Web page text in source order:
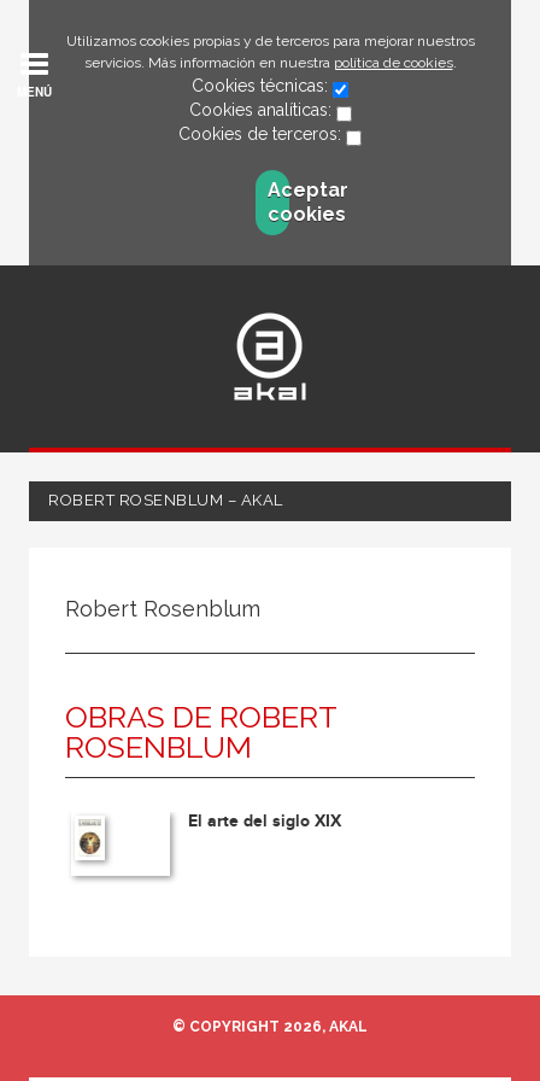
Utilizamos cookies propias y de terceros para mejorar nuestros
servicios. Más información en nuestra política de cookies.
Cookies técnicas:
Cookies analíticas:
Cookies de terceros:
Aceptar
cookies
MENÚ
ROBERT ROSENBLUM – AKAL
Coordinador
Editor
Escritor
Escritora
Traductor
Robert Rosenblum
OBRAS DE ROBERT
ROSENBLUM
El arte del siglo XIX
© COPYRIGHT 2026, AKAL